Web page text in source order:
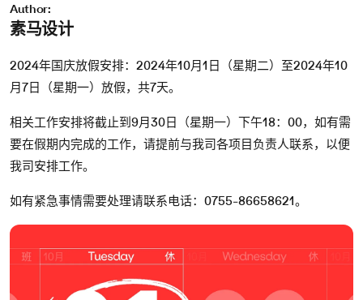
Author:
素马设计
2024年国庆放假安排：2024年10月1日（星期二）至2024年10
月7日（星期一）放假，共7天。
相关工作安排将截止到9月30日（星期一）下午18：00，如有需
要在假期内完成的工作，请提前与我司各项目负责人联系，以便
我司安排工作。
如有紧急事情需要处理请联系电话：0755-86658621。